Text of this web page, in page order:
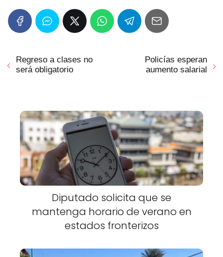
Regreso a clases no
será obligatorio
Policías esperan
aumento salarial
Diputado solicita que se
mantenga horario de verano en
estados fronterizos